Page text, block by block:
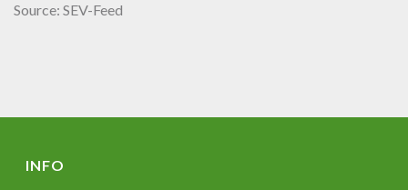
Source: SEV-Feed
INFO